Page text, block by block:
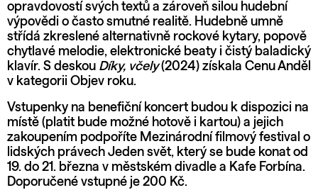
opravdovostí svých textů a zároveň silou hudební
výpovědi o často smutné realitě. Hudebně umně
střídá zkreslené alternativně rockové kytary, popově
chytlavé melodie, elektronické beaty i čistý baladický
klavír. S deskou Díky, včely(2024) získala Cenu Anděl
v kategorii Objev roku.
Vstupenky na benefiční koncert budou k dispozici na
místě (platit bude možné hotově i kartou) a jejich
zakoupením podpoříte Mezinárodní filmový festival o
lidských právech Jeden svět, který se bude konat od
19. do 21. března v městském divadle a Kafe Forbína.
Doporučené vstupné je 200 Kč.